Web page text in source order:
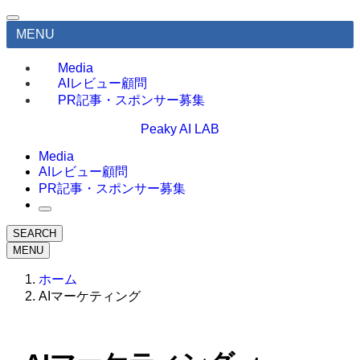
MENU
Media
AIレビュー顧問
PR記事・スポンサー募集
Peaky AI LAB
Media
AIレビュー顧問
PR記事・スポンサー募集
SEARCH
MENU
ホーム
AIマーケティング